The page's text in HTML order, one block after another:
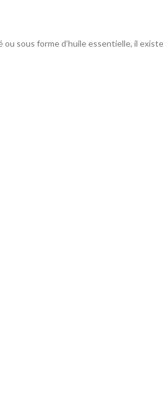
ou sous forme d’huile essentielle, il